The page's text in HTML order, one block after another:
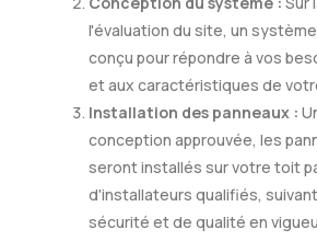
l'évaluation du site, un
conçu pour répondre à vos
et aux caractéristiques de
Installation des panneaux :
conception approuvée, les
seront installés sur votre toit
d'installateurs qualifiés,
sécurité et de qualité en